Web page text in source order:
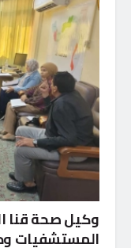
وكيل صحة قنا
المستشفيات